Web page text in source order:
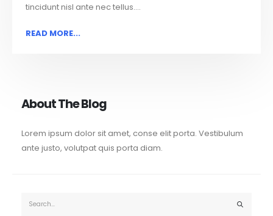
tincidunt nisl ante nec tellus....
READ MORE...
About The Blog
Lorem ipsum dolor sit amet, conse elit porta. Vestibulum
ante justo, volutpat quis porta diam.